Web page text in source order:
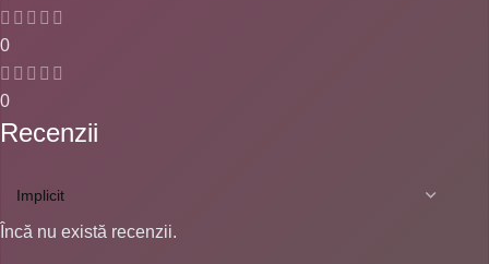
0
0
Recenzii
Încă nu există recenzii.